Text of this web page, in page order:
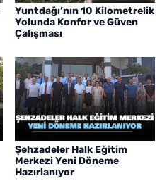
Yuntdağı’nın 10 Kilometrelik
Yolunda Konfor ve Güven
Çalışması
Şehzadeler Halk Eğitim
Merkezi Yeni Döneme
Hazırlanıyor